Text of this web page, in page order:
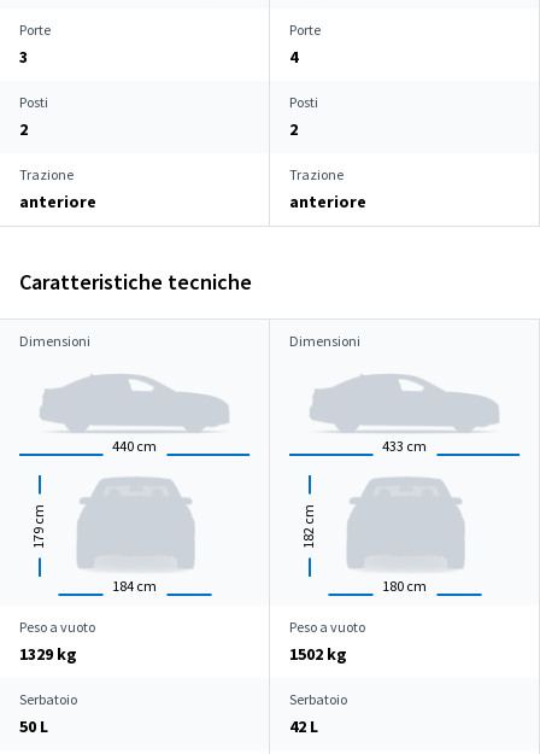
Porte
3
Porte
4
Posti
2
Posti
2
Trazione
anteriore
Trazione
anteriore
Caratteristiche tecniche
Dimensioni
440 cm
184 cm
179
cm
Dimensioni
433 cm
180 cm
182
cm
Peso a vuoto
1329 kg
Peso a vuoto
1502 kg
Serbatoio
50 L
Serbatoio
42 L